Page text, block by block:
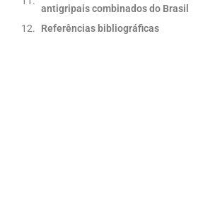
antigripais combinados do Brasil
Referências bibliográficas